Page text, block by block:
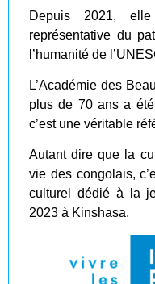
Depuis 2021,
représentative du
l’humanité de
L’Académie des
plus de 70 ans a
c’est une véritable
Autant dire que la
vie des congolais,
culturel dédié à la
2023 à Kinshasa.